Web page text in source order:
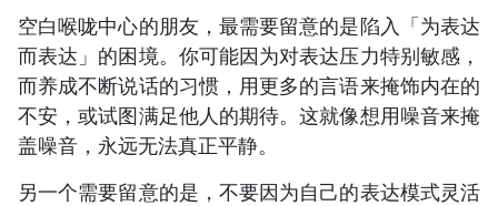
空白喉咙中心的朋友，最需要留意的是陷入「为表达
而表达」的困境。你可能因为对表达压力特别敏感，
而养成不断说话的习惯，用更多的言语来掩饰内在的
不安，或试图满足他人的期待。这就像想用噪音来掩
盖噪音，永远无法真正平静。
另一个需要留意的是，不要因为自己的表达模式灵活